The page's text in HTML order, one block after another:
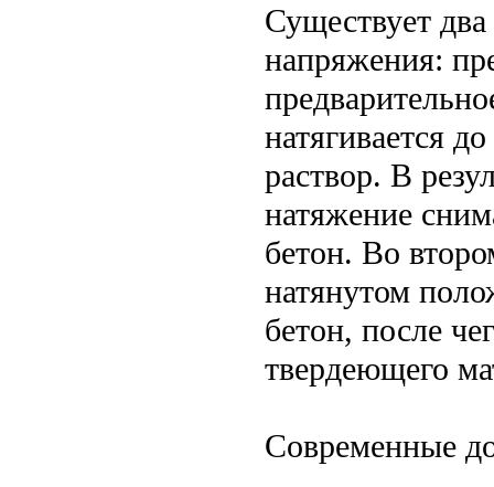
Существует
напряжения:
натягивается
раствор. В
натяжение
бетон. Во
натянутом
бетон, после
твердеющего
Современные